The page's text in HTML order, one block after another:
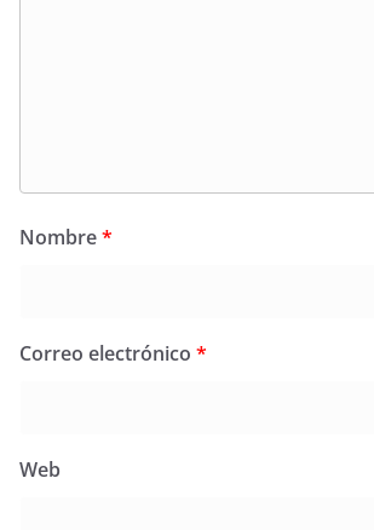
Nombre*
Correo electrónico *
Web